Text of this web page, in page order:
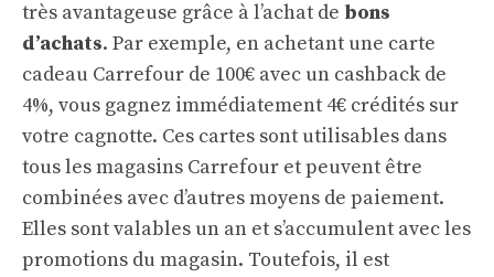
très avantageuse grâce à l’achat de bons
d’achats. Par exemple, en achetant une carte
cadeau Carrefour de 100€ avec un cashback de
4%, vous gagnez immédiatement 4€ crédités sur
votre cagnotte. Ces cartes sont utilisables dans
tous les magasins Carrefour et peuvent être
combinées avec d’autres moyens de paiement.
Elles sont valables un an et s’accumulent avec les
promotions du magasin. Toutefois, il est